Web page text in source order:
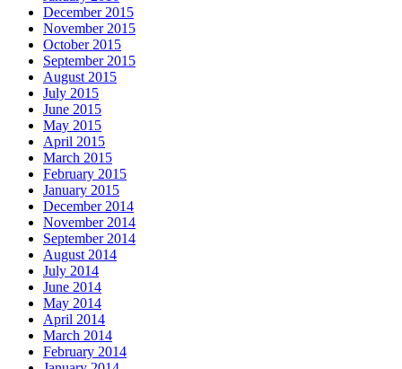
December 2015
November 2015
October 2015
September 2015
August 2015
July 2015
June 2015
May 2015
April 2015
March 2015
February 2015
January 2015
December 2014
November 2014
September 2014
August 2014
July 2014
June 2014
May 2014
April 2014
March 2014
February 2014